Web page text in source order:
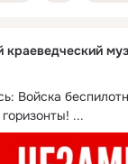
краеведческий
Войска
...